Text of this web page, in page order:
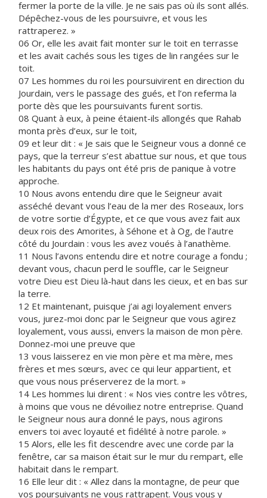
fermer la porte de la ville. Je ne sais pas où ils sont allés.
Dépêchez-vous de les poursuivre, et vous les
rattraperez. »
06 Or, elle les avait fait monter sur le toit en terrasse
et les avait cachés sous les tiges de lin rangées sur le
toit.
07 Les hommes du roi les poursuivirent en direction du
Jourdain, vers le passage des gués, et l’on referma la
porte dès que les poursuivants furent sortis.
08 Quant à eux, à peine étaient-ils allongés que Rahab
monta près d’eux, sur le toit,
09 et leur dit : « Je sais que le Seigneur vous a donné ce
pays, que la terreur s’est abattue sur nous, et que tous
les habitants du pays ont été pris de panique à votre
approche.
10 Nous avons entendu dire que le Seigneur avait
asséché devant vous l’eau de la mer des Roseaux, lors
de votre sortie d’Égypte, et ce que vous avez fait aux
deux rois des Amorites, à Séhone et à Og, de l’autre
côté du Jourdain : vous les avez voués à l’anathème.
11 Nous l’avons entendu dire et notre courage a fondu ;
devant vous, chacun perd le souffle, car le Seigneur
votre Dieu est Dieu là-haut dans les cieux, et en bas sur
la terre.
12 Et maintenant, puisque j’ai agi loyalement envers
vous, jurez-moi donc par le Seigneur que vous agirez
loyalement, vous aussi, envers la maison de mon père.
Donnez-moi une preuve que
13 vous laisserez en vie mon père et ma mère, mes
frères et mes sœurs, avec ce qui leur appartient, et
que vous nous préserverez de la mort. »
14 Les hommes lui dirent : « Nos vies contre les vôtres,
à moins que vous ne dévoiliez notre entreprise. Quand
le Seigneur nous aura donné le pays, nous agirons
envers toi avec loyauté et fidélité à notre parole. »
15 Alors, elle les fit descendre avec une corde par la
fenêtre, car sa maison était sur le mur du rempart, elle
habitait dans le rempart.
16 Elle leur dit : « Allez dans la montagne, de peur que
vos poursuivants ne vous rattrapent. Vous vous y